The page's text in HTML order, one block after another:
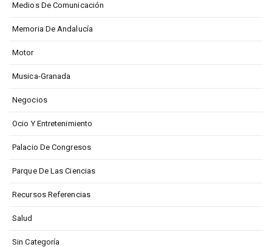
Medios De Comunicación
Memoria De Andalucía
Motor
Musica-Granada
Negocios
Ocio Y Entretenimiento
Palacio De Congresos
Parque De Las Ciencias
Recursos Referencias
Salud
Sin Categoría